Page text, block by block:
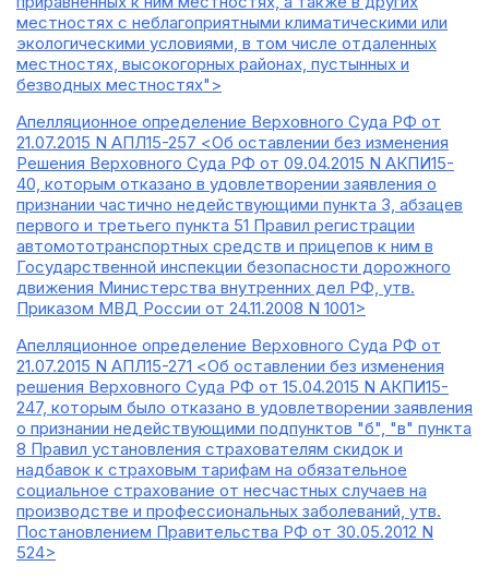
местностях с неблагоприятными климатическими или
экологическими условиями, в том числе отдаленных
местностях, высокогорных районах, пустынных и
безводных местностях">
Апелляционное определение Верховного Суда РФ от
21.07.2015 N АПЛ15-257 <Об оставлении без изменения
Решения Верховного Суда РФ от 09.04.2015 N АКПИ15-
40, которым отказано в удовлетворении заявления о
признании частично недействующими пункта 3, абзацев
первого и третьего пункта 51 Правил регистрации
автомототранспортных средств и прицепов к ним в
Государственной инспекции безопасности дорожного
движения Министерства внутренних дел РФ, утв.
Приказом МВД России от 24.11.2008 N 1001>
Апелляционное определение Верховного Суда РФ от
21.07.2015 N АПЛ15-271 <Об оставлении без изменения
решения Верховного Суда РФ от 15.04.2015 N АКПИ15-
247, которым было отказано в удовлетворении заявления
о признании недействующими подпунктов "б", "в" пункта
8 Правил установления страхователям скидок и
надбавок к страховым тарифам на обязательное
социальное страхование от несчастных случаев на
производстве и профессиональных заболеваний, утв.
Постановлением Правительства РФ от 30.05.2012 N
524>